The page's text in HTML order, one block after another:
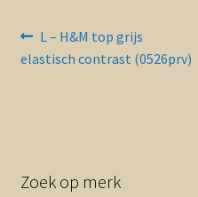
Bericht
navigatie
Vorig
bericht:
L – H&M top grijs
elastisch contrast (0526prv)
Zoek op merk